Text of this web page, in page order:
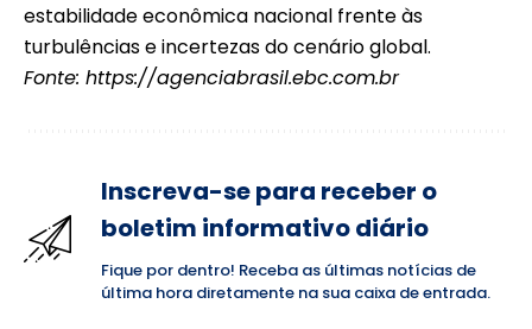
estabilidade econômica nacional frente às
turbulências e incertezas do cenário global.
Fonte: https://agenciabrasil.ebc.com.br
Inscreva-se para receber o
boletim informativo diário
Fique por dentro! Receba as últimas notícias de
última hora diretamente na sua caixa de entrada.